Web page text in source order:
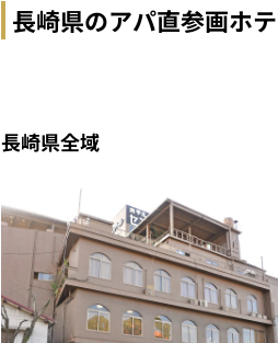
長崎県のアパ直参画ホ
長崎県全域